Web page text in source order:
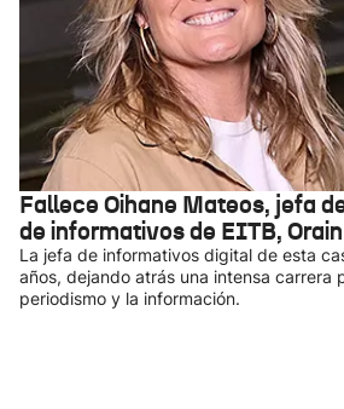
Fallece Oihane Mateos, jefa
de informativos de EITB, Orain
La jefa de informativos digital de esta
años, dejando atrás una intensa carrera
periodismo y la información.